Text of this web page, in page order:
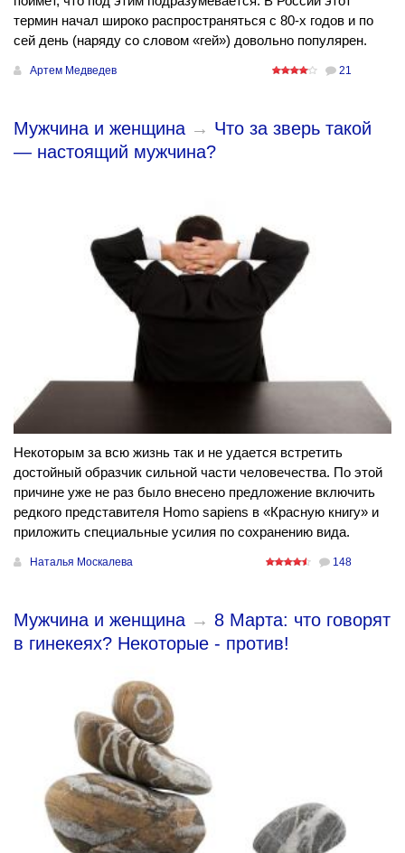
термин начал широко распространяться с 80-х годов и по
сей день (наряду со словом «гей») довольно популярен.
Артем Медведев 21
Мужчина и женщина → Что за зверь такой
— настоящий мужчина?
Некоторым за всю жизнь так и не удается встретить
достойный образчик сильной части человечества. По этой
причине уже не раз было внесено предложение включить
редкого представителя Homo sapiens в «Красную книгу» и
приложить специальные усилия по сохранению вида.
Наталья Москалева 148
Мужчина и женщина → 8 Марта: что говорят
в гинекеях? Некоторые - против!